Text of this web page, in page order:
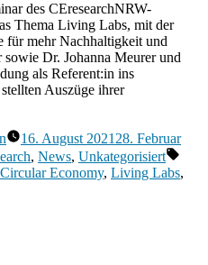
des CEresearchNRW-
Thema Living Labs, mit der
für mehr Nachhaltigkeit und
Dr. Johanna Meurer und
als Referent:in ins
Auszüge ihrer
16. August 2021 28. Februar
, News, Unkategorisiert
Circular Economy, Living Labs,